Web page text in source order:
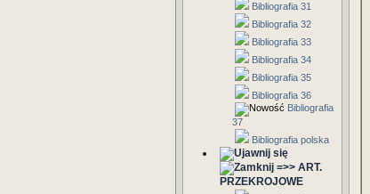
Bibliografia 31
Bibliografia 32
Bibliografia 33
Bibliografia 34
Bibliografia 35
Bibliografia 36
Bibliografia
37
Bibliografia polska
=>> ART.
PRZEKROJOWE